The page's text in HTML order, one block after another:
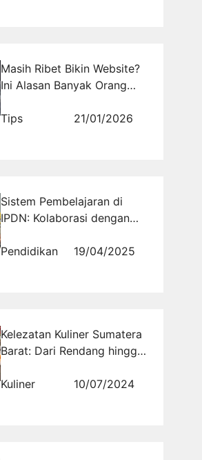
Masih Ribet Bikin Website?
Ini Alasan Banyak Orang
Tips
21/01/2026
Sistem Pembelajaran di
IPDN: Kolaborasi dengan
Pendidikan
Pendidikan 19/04/2025
Kelezatan Kuliner Sumatera
Barat: Dari Rendang hingga
Kuliner
10/07/2024